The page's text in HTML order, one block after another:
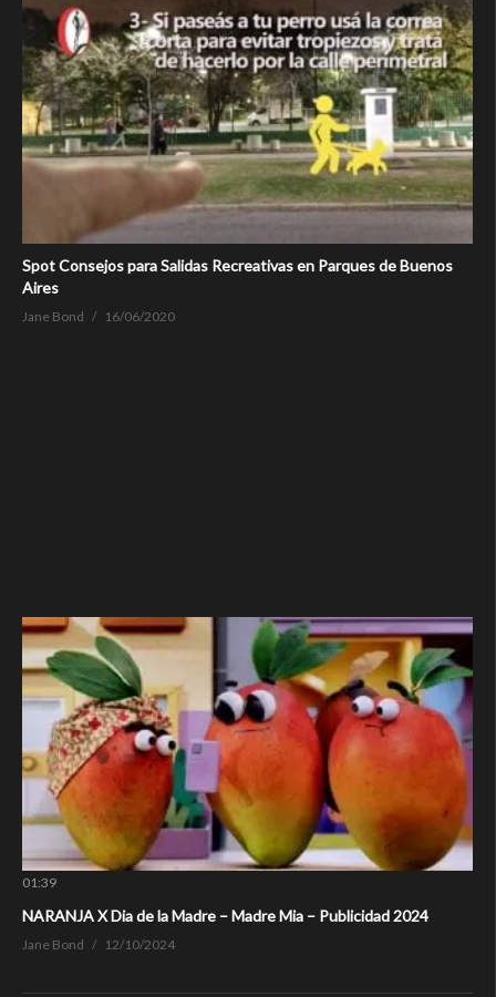
Spot Consejos para Salidas Recreativas en Parques de Buenos
Aires
Jane Bond 16/06/2020
01:39
NARANJA X Dia de la Madre – Madre Mia – Publicidad 2024
Jane Bond 12/10/2024